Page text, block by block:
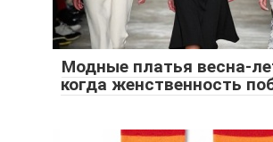
Модные платья весна-
когда женственность